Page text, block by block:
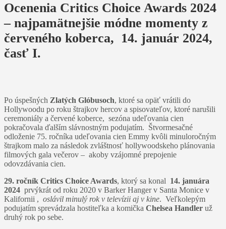
Ocenenia Critics Choice Awards 2024
– najpamätnejšie módne momenty z
červeného koberca, 14. január 2024,
časť I.
Po úspešných Zlatých Glóbusoch, ktoré sa opäť vrátili do
Hollywoodu po roku štrajkov hercov a spisovateľov, ktoré narušili
ceremoniály a červené koberce, sezóna udeľovania cien
pokračovala ďalším slávnostným podujatím. Štvormesačné
odloženie 75. ročníka udeľovania cien Emmy kvôli minuloročným
štrajkom malo za následok zvláštnosť hollywoodskeho plánovania
filmových gala večerov – akoby vzájomné prepojenie
odovzdávania cien.
29. ročník Critics Choice Awards, ktorý sa konal 14. januára
2024 prvýkrát od roku 2020 v Barker Hanger v Santa Monice v
Kalifornii , oslávil minulý rok v televízii aj v kine. Veľkolepým
podujatím sprevádzala hostiteľka a komička Chelsea Handler už
druhý rok po sebe.